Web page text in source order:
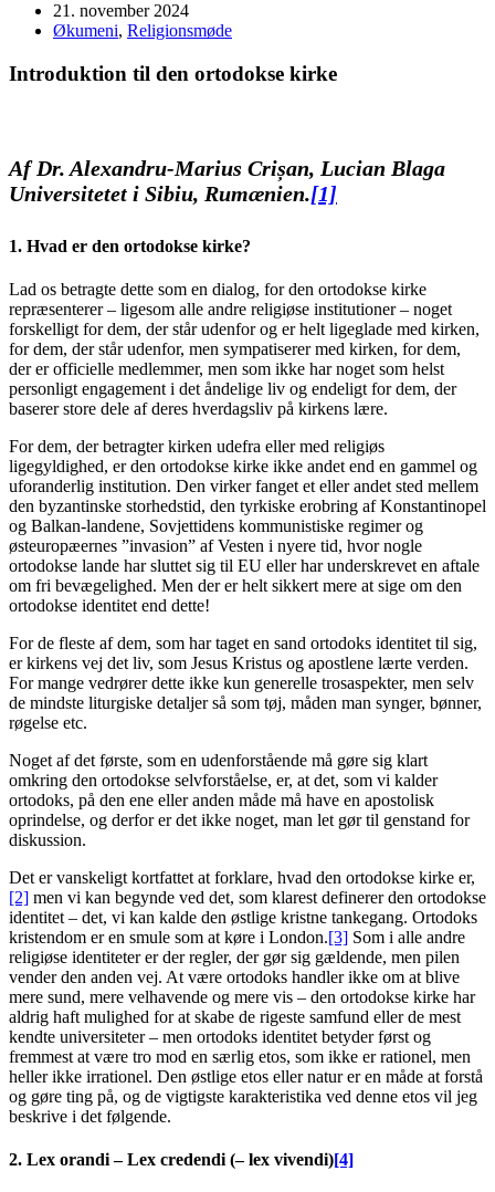
21. november 2024
Økumeni, Religionsmøde
Introduktion til den ortodokse kirke
Af Dr. Alexandru-Marius Crișan, Lucian Blaga
Universitetet i Sibiu, Rumænien.[1]
1. Hvad er den ortodokse kirke?
Lad os betragte dette som en dialog, for den ortodokse kirke
repræsenterer – ligesom alle andre religiøse institutioner – noget
forskelligt for dem, der står udenfor og er helt ligeglade med kirken,
for dem, der står udenfor, men sympatiserer med kirken, for dem,
der er officielle medlemmer, men som ikke har noget som helst
personligt engagement i det åndelige liv og endeligt for dem, der
baserer store dele af deres hverdagsliv på kirkens lære.
For dem, der betragter kirken udefra eller med religiøs
ligegyldighed, er den ortodokse kirke ikke andet end en gammel og
uforanderlig institution. Den virker fanget et eller andet sted mellem
den byzantinske storhedstid, den tyrkiske erobring af Konstantinopel
og Balkan-landene, Sovjettidens kommunistiske regimer og
østeuropæernes ”invasion” af Vesten i nyere tid, hvor nogle
ortodokse lande har sluttet sig til EU eller har underskrevet en aftale
om fri bevægelighed. Men der er helt sikkert mere at sige om den
ortodokse identitet end dette!
For de fleste af dem, som har taget en sand ortodoks identitet til sig,
er kirkens vej det liv, som Jesus Kristus og apostlene lærte verden.
For mange vedrører dette ikke kun generelle trosaspekter, men selv
de mindste liturgiske detaljer så som tøj, måden man synger, bønner,
røgelse etc.
Noget af det første, som en udenforstående må gøre sig klart
omkring den ortodokse selvforståelse, er, at det, som vi kalder
ortodoks, på den ene eller anden måde må have en apostolisk
oprindelse, og derfor er det ikke noget, man let gør til genstand for
diskussion.
Det er vanskeligt kortfattet at forklare, hvad den ortodokse kirke er,
[2] men vi kan begynde ved det, som klarest definerer den ortodokse
identitet – det, vi kan kalde den østlige kristne tankegang. Ortodoks
kristendom er en smule som at køre i London.[3] Som i alle andre
religiøse identiteter er der regler, der gør sig gældende, men pilen
vender den anden vej. At være ortodoks handler ikke om at blive
mere sund, mere velhavende og mere vis – den ortodokse kirke har
aldrig haft mulighed for at skabe de rigeste samfund eller de mest
kendte universiteter – men ortodoks identitet betyder først og
fremmest at være tro mod en særlig etos, som ikke er rationel, men
heller ikke irrationel. Den østlige etos eller natur er en måde at forstå
og gøre ting på, og de vigtigste karakteristika ved denne etos vil jeg
beskrive i det følgende.
2. Lex orandi – Lex credendi (– lex vivendi)[4]